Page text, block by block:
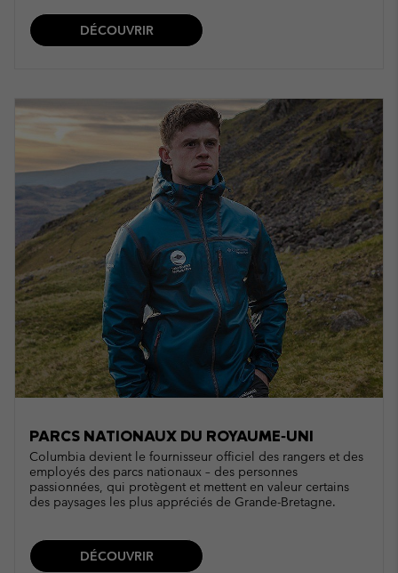
DÉCOUVRIR
PARCS NATIONAUX DU ROYAUME‑UNI
Columbia devient le fournisseur officiel des rangers et des
employés des parcs nationaux – des personnes
passionnées, qui protègent et mettent en valeur certains
des paysages les plus appréciés de Grande-Bretagne.
DÉCOUVRIR